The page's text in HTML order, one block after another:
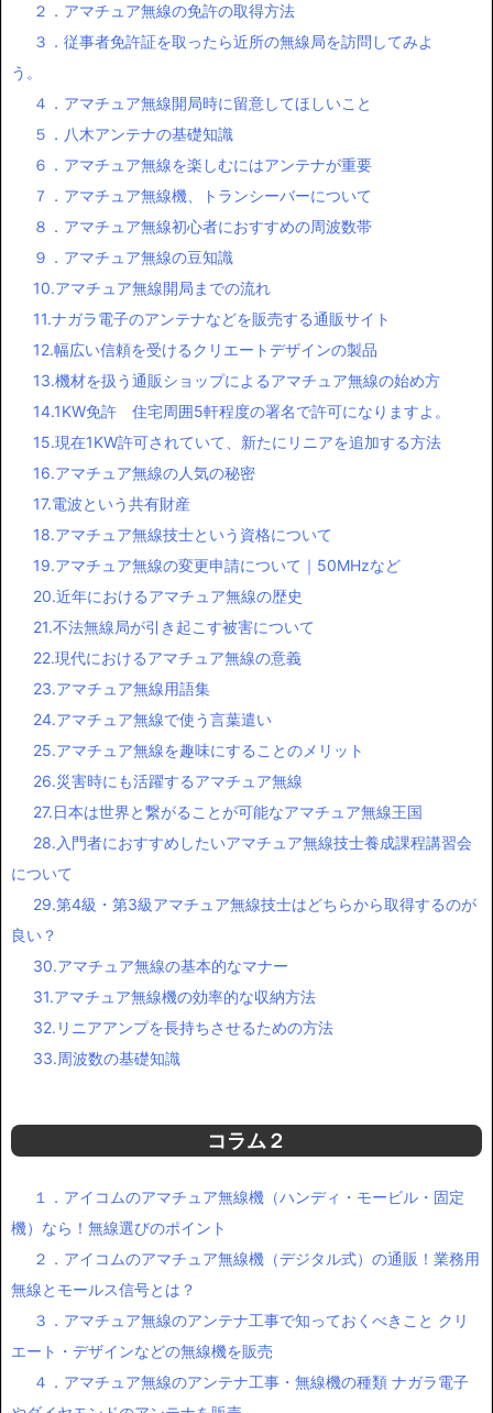
２．アマチュア無線の免許の取得方法
３．従事者免許証を取ったら近所の無線局を訪問してみよ
う。
４．アマチュア無線開局時に留意してほしいこと
５．八木アンテナの基礎知識
６．アマチュア無線を楽しむにはアンテナが重要
７．アマチュア無線機、トランシーバーについて
８．アマチュア無線初心者におすすめの周波数帯
９．アマチュア無線の豆知識
10.アマチュア無線開局までの流れ
11.ナガラ電子のアンテナなどを販売する通販サイト
12.幅広い信頼を受けるクリエートデザインの製品
13.機材を扱う通販ショップによるアマチュア無線の始め方
14.1KW免許 住宅周囲5軒程度の署名で許可になりますよ。
15.現在1KW許可されていて、新たにリニアを追加する方法
16.アマチュア無線の人気の秘密
17.電波という共有財産
18.アマチュア無線技士という資格について
19.アマチュア無線の変更申請について｜50MHzなど
20.近年におけるアマチュア無線の歴史
21.不法無線局が引き起こす被害について
22.現代におけるアマチュア無線の意義
23.アマチュア無線用語集
24.アマチュア無線で使う言葉遣い
25.アマチュア無線を趣味にすることのメリット
26.災害時にも活躍するアマチュア無線
27.日本は世界と繋がることが可能なアマチュア無線王国
28.入門者におすすめしたいアマチュア無線技士養成課程講習会
について
29.第4級・第3級アマチュア無線技士はどちらから取得するのが
良い？
30.アマチュア無線の基本的なマナー
31.アマチュア無線機の効率的な収納方法
32.リニアアンプを長持ちさせるための方法
33.周波数の基礎知識
コラム２
１．アイコムのアマチュア無線機（ハンディ・モービル・固定
機）なら！無線選びのポイント
２．アイコムのアマチュア無線機（デジタル式）の通販！業務用
無線とモールス信号とは？
３．アマチュア無線のアンテナ工事で知っておくべきこと クリ
エート・デザインなどの無線機を販売
４．アマチュア無線のアンテナ工事・無線機の種類 ナガラ電子